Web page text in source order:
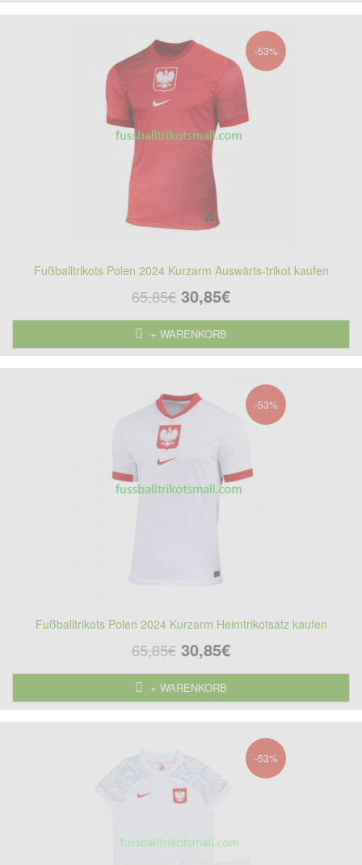
-53%
Fußballtrikots Polen 2024 Kurzarm Auswärts-trikot kaufen
65,85€ 30,85€
+ WARENKORB
-53%
Fußballtrikots Polen 2024 Kurzarm Heimtrikotsatz kaufen
65,85€ 30,85€
+ WARENKORB
-53%